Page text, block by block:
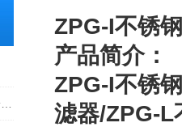
ZPG-I不锈
产品简介：
ZPG-I不锈
滤器/ZPG-L